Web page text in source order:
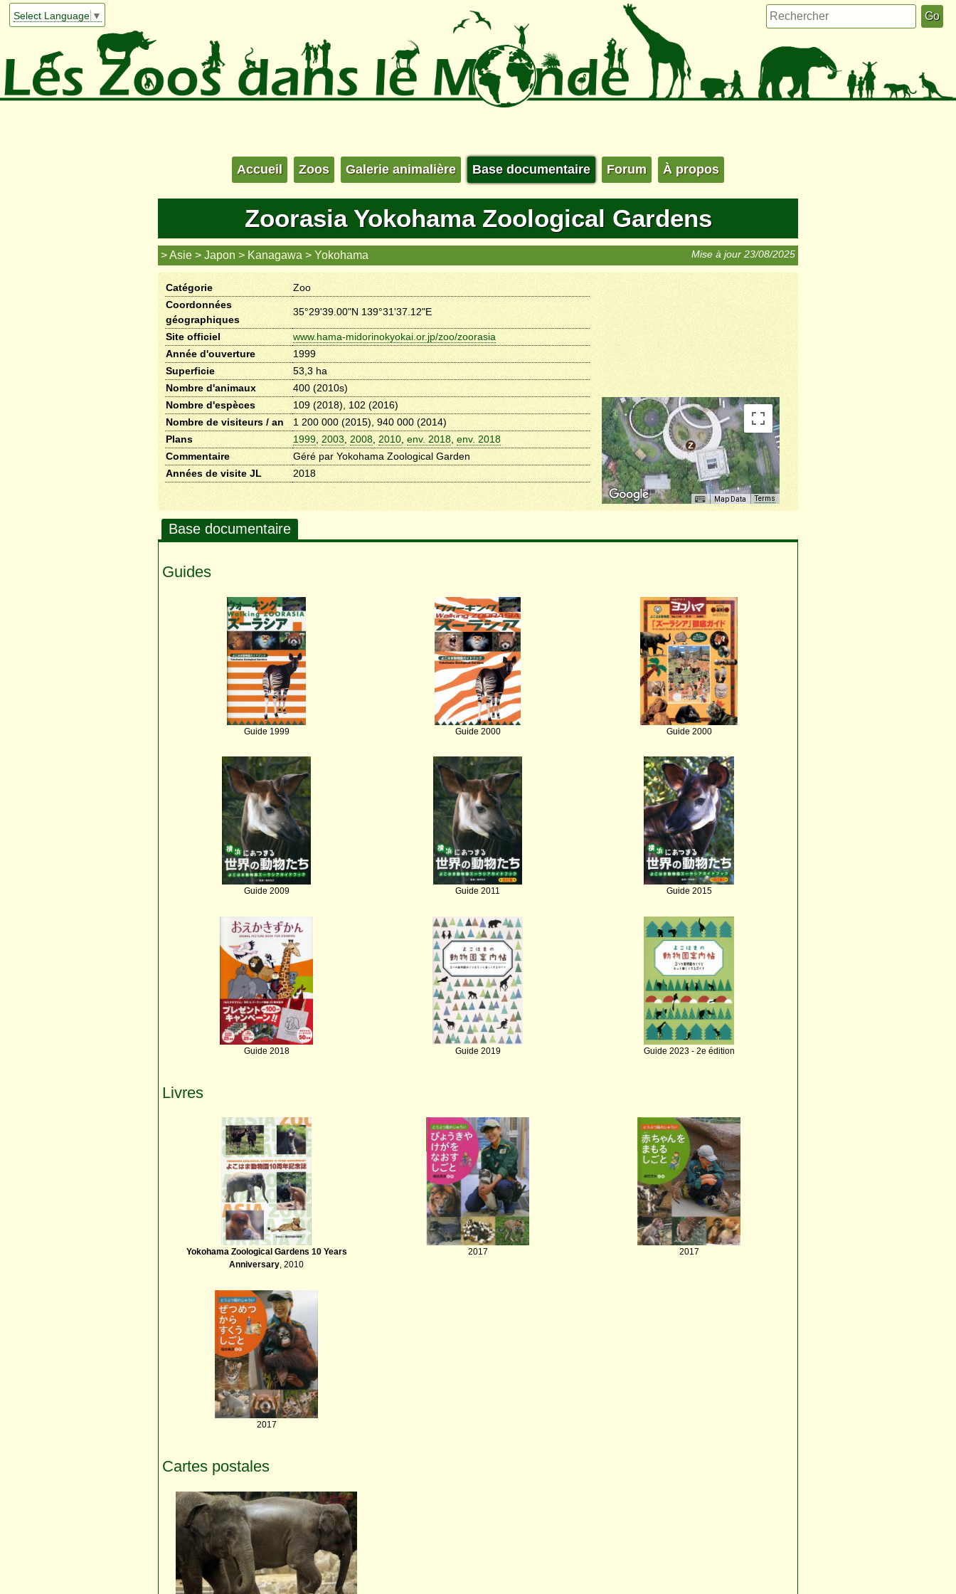
Select Language ▼
Accueil Zoos Galerie animalière Base documentaire Forum À propos
Zoorasia Yokohama Zoological Gardens
Asie Japon Kanagawa Yokohama Mise à jour 23/08/2025
Catégorie
Zoo
Coordonnées
géographiques
35°29'39.00"N 139°31'37.12"E
Site officiel
www.hama-midorinokyokai.or.jp/zoo/zoorasia
Année d'ouverture
1999
Superficie
53,3 ha
Nombre d'animaux
400 (2010s)
Nombre d'espèces
109 (2018), 102 (2016)
Nombre de visiteurs / an
1 200 000 (2015), 940 000 (2014)
Plans
1999,2003,2008,2010,env. 2018,env. 2018
Commentaire
Géré par Yokohama Zoological Garden
Années de visite JL
2018
Map Data Terms
Base documentaire
Guides
Guide 1999 Guide 2000 Guide 2000
Guide 2009 Guide 2011 Guide 2015
Guide 2018 Guide 2019 Guide 2023 - 2e édition
Livres
Yokohama Zoological Gardens 10 Years
Anniversary, 2010
2017 2017
2017
Cartes postales